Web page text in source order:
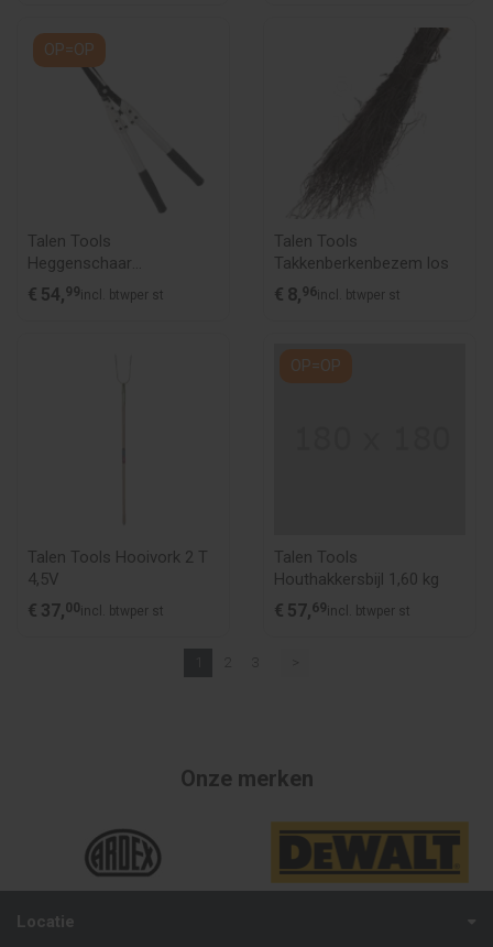
OP=OP
Talen Tools
Heggenschaar
professioneel gesmeed
€ 54,99incl. btwper st
Talen Tools
Takkenberkenbezem los
€ 8,96incl. btwper st
Talen Tools Hooivork 2 T
4,5V
€ 37,00 incl. btwper st
OP=OP
Talen Tools
Houthakkersbijl 1,60 kg
€ 57,69incl. btwper st
Onze merken
Locatie